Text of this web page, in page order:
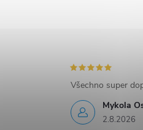
Mykola
2.8.2026
Všechno super